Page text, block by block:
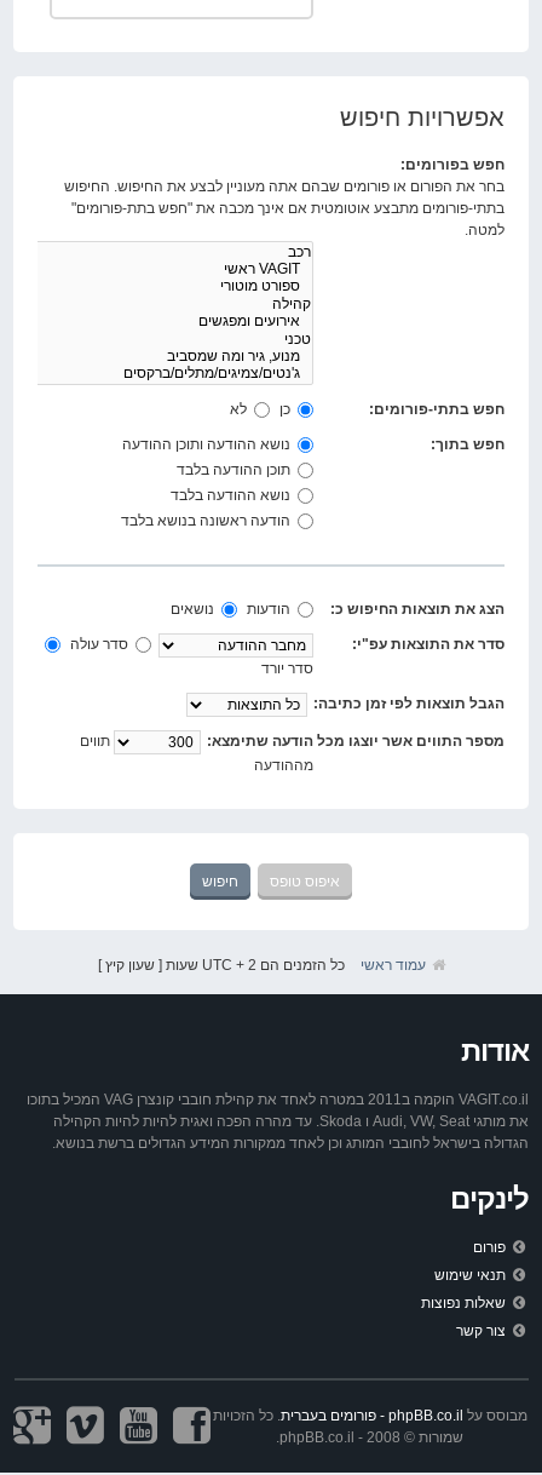
אפשרויות חיפוש
חפש בפורומים:
בחר את הפורום או פורומים שבהם אתה מעוניין לבצע את החיפוש. החיפוש
בתתי-פורומים מתבצע אוטומטית אם אינך מכבה את "חפש בתת-פורומים"
למטה.
חפש בתתי-פורומים: כן לא
חפש בתוך:
נושא ההודעה ותוכן ההודעה
תוכן ההודעה בלבד
נושא ההודעה בלבד
הודעה ראשונה בנושא בלבד
הצג את תוצאות החיפוש כ: הודעות נושאים
סדר את התוצאות עפ"י:
סדר עולה
סדר יורד
הגבל תוצאות לפי זמן כתיבה:
מספר התווים אשר יוצגו מכל הודעה שתימצא:
תווים
מההודעה
עמוד ראשי כל הזמנים הם UTC + 2 שעות [ שעון קיץ ]
אודות
VAGIT.co.il הוקמה ב2011 במטרה לאחד את קהילת חובבי קונצרן VAG המכיל בתוכו
את מותגי Audi, VW, Seat ו Skoda. עד מהרה הפכה ואגית להיות להיות הקהילה
הגדולה בישראל לחובבי המותג וכן לאחד ממקורות המידע הגדולים ברשת בנושא.
לינקים
פורום
תנאי שימוש
שאלות נפוצות
צור קשר
מבוסס על phpBB.co.il - פורומים בעברית
. כל הזכויות
שמורות © 2008 - phpBB.co.il.